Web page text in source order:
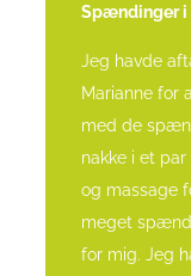
Spændinger i
Jeg havde
Marianne for
med de
nakke i et par
og massage
meget
for mig. Jeg